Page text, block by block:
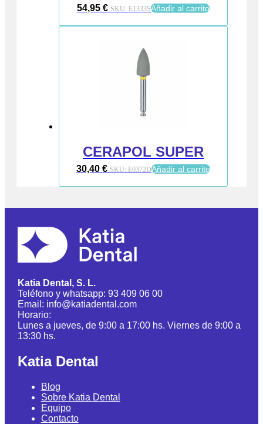
54,95 € SKU: E1333SAñadir al carrito
CERAPOL SUPER
30,40 € SKU: E0372DAñadir al carrito
Katia Dental, S. L.
Teléfono y whatsapp: 93 409 06 00
Email: info@katiadental.com
Horario:
Lunes a jueves, de 9:00 a 17:00 hs. Viernes de 9:00 a
13:30 hs.
Katia Dental
Blog
Sobre Katia Dental
Equipo
Contacto